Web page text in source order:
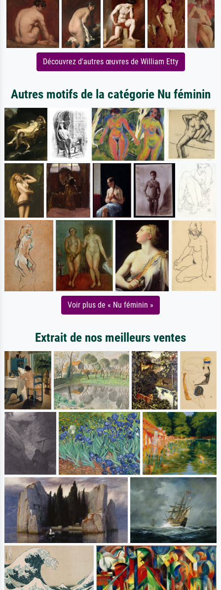
Découvrez d'autres œuvres de William Etty
Autres motifs de la catégorie Nu féminin
Voir plus de « Nu féminin »
Extrait de nos meilleurs ventes